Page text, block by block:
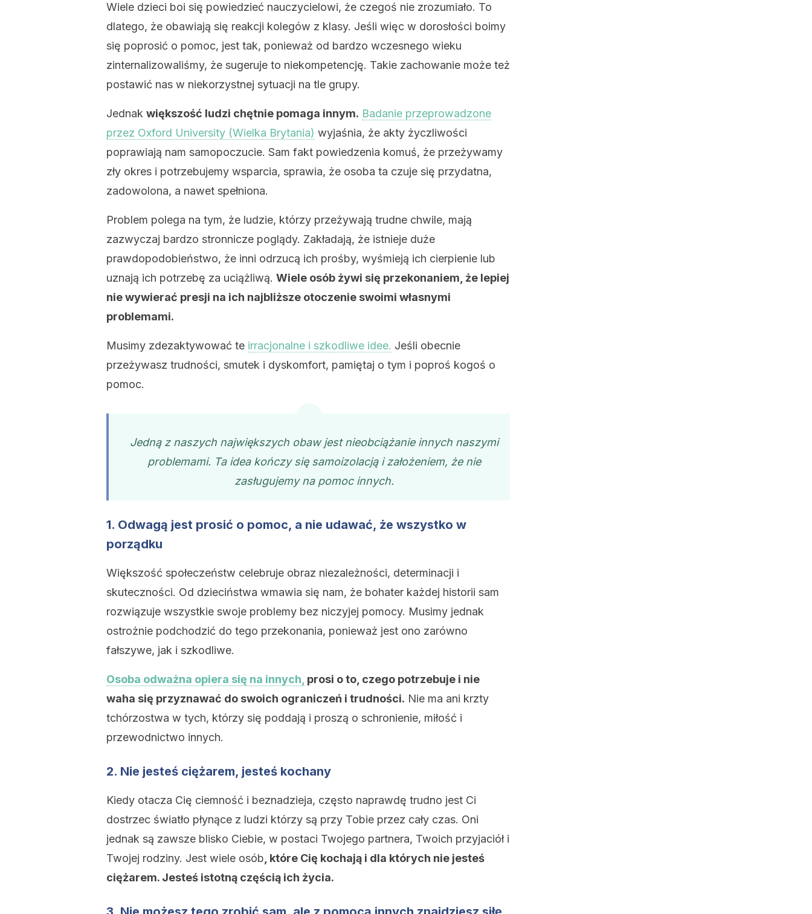
Wiele dzieci boi się powiedzieć nauczycielowi, że czegoś nie zrozumiało. To
dlatego, że obawiają się reakcji kolegów z klasy. Jeśli więc w dorosłości boimy
się poprosić o pomoc, jest tak, ponieważ od bardzo wczesnego wieku
zinternalizowaliśmy, że sugeruje to niekompetencję. Takie zachowanie może też
postawić nas w niekorzystnej sytuacji na tle grupy.
Jednak większość ludzi chętnie pomaga innym. Badanie przeprowadzone
przez Oxford University (Wielka Brytania) wyjaśnia, że akty życzliwości
poprawiają nam samopoczucie. Sam fakt powiedzenia komuś, że przeżywamy
zły okres i potrzebujemy wsparcia, sprawia, że osoba ta czuje się przydatna,
zadowolona, a nawet spełniona.
Problem polega na tym, że ludzie, którzy przeżywają trudne chwile, mają
zazwyczaj bardzo stronnicze poglądy. Zakładają, że istnieje duże
prawdopodobieństwo, że inni odrzucą ich prośby, wyśmieją ich cierpienie lub
uznają ich potrzebę za uciążliwą. Wiele osób żywi się przekonaniem, że lepiej
nie wywierać presji na ich najbliższe otoczenie swoimi własnymi
problemami.
Musimy zdezaktywować te irracjonalne i szkodliwe idee. Jeśli obecnie
przeżywasz trudności, smutek i dyskomfort, pamiętaj o tym i poproś kogoś o
pomoc.
Jedną z naszych największych obaw jest nieobciążanie innych naszymi
problemami. Ta idea kończy się samoizolacją i założeniem, że nie
zasługujemy na pomoc innych.
1. Odwagą jest prosić o pomoc, a nie udawać, że wszystko w
porządku
Większość społeczeństw celebruje obraz niezależności, determinacji i
skuteczności. Od dzieciństwa wmawia się nam, że bohater każdej historii sam
rozwiązuje wszystkie swoje problemy bez niczyjej pomocy. Musimy jednak
ostrożnie podchodzić do tego przekonania, ponieważ jest ono zarówno
fałszywe, jak i szkodliwe.
Osoba odważna opiera się na innych, prosi o to, czego potrzebuje i nie
waha się przyznawać do swoich ograniczeń i trudności. Nie ma ani krzty
tchórzostwa w tych, którzy się poddają i proszą o schronienie, miłość i
przewodnictwo innych.
2. Nie jesteś ciężarem, jesteś kochany
Kiedy otacza Cię ciemność i beznadzieja, często naprawdę trudno jest Ci
dostrzec światło płynące z ludzi którzy są przy Tobie przez cały czas. Oni
jednak są zawsze blisko Ciebie, w postaci Twojego partnera, Twoich przyjaciół i
Twojej rodziny. Jest wiele osób , które Cię kochają i dla których nie jesteś
ciężarem. Jesteś istotną częścią ich życia.